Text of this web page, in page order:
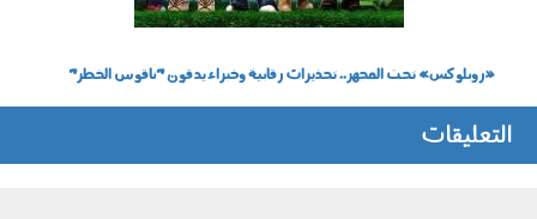
«روبلوكس» تحت المجهر.. تحذيرات رقابية وخبراء يدقون "ناقوس الخطر"
التعليقات